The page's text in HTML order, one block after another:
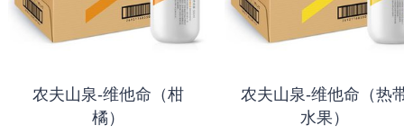
农夫山泉-维他命（柑
橘）
农夫山泉-维他命（热
水果）